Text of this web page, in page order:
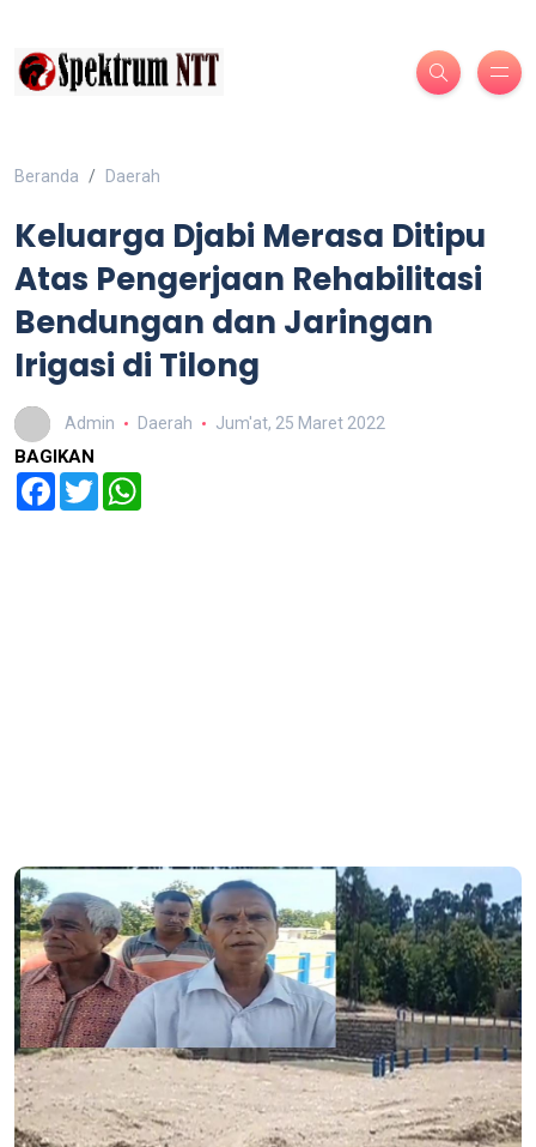
Beranda Daerah
Keluarga Djabi Merasa Ditipu
Atas Pengerjaan Rehabilitasi
Bendungan dan Jaringan
Irigasi di Tilong
Admin Daerah Jum'at, 25 Maret 2022
BAGIKAN
Facebook
Twitter